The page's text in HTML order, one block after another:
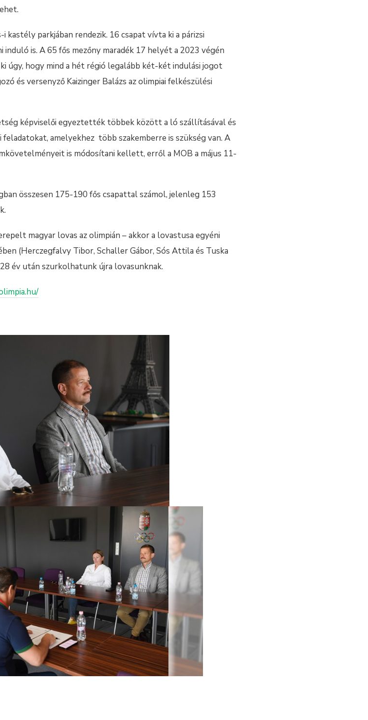
parkjában rendezik. 16 csapat vívta ki a párizsi
is. A 65 fős mezőny maradék 17 helyét a 2023 végén
úgy, hogy mind a hét régió legalább két-két indulási jogot
és versenyző Kaizinger Balázs az olimpiai felkészülési
képviselői egyeztették többek között a ló szállításával és
amelyekhez több szakemberre is szükség van. A
is módosítani kellett, erről a MOB a május 11-
összesen 175-190 fős csapattal számol, jelenleg 153
magyar lovas az olimpián – akkor a lovastusa egyéni
(Herczegfalvy Tibor, Schaller Gábor, Sós Attila és Tuska
év után szurkolhatunk újra lovasunknak.